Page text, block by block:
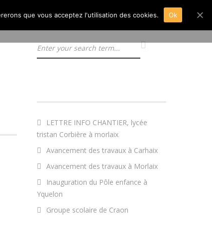
LETTRE INFO CHANTIER, lycée
tristan Corbière à morlaix
Avancement des travaux à Carhaix
Avancement des travaux à Morlaix
Inauguration du Pôle enfance à
Yquelon
Groupe scolaire de Craon
que vous acceptez l'utilisation des cookies. Ok